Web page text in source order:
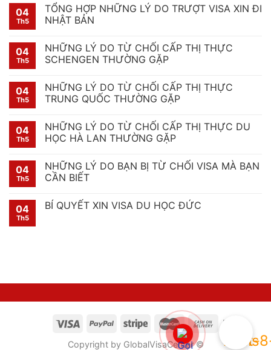
04
Th5
TỔNG HỢP NHỮNG LÝ DO TRƯỢT VISA XIN ĐI
NHẬT BẢN
04
Th5
NHỮNG LÝ DO TỪ CHỐI CẤP THỊ THỰC
SCHENGEN THƯỜNG GẶP
04
Th5
NHỮNG LÝ DO TỪ CHỐI CẤP THỊ THỰC
TRUNG QUỐC THƯỜNG GẶP
04
Th5
NHỮNG LÝ DO TỪ CHỐI CẤP THỊ THỰC DU
HỌC HÀ LAN THƯỜNG GẶP
04
Th5
NHỮNG LÝ DO BẠN BỊ TỪ CHỐI VISA MÀ BẠN
CẦN BIẾT
04
Th5
BÍ QUYẾT XIN VISA DU HỌC ĐỨC
Copyright by GlobalVisaCenter ©